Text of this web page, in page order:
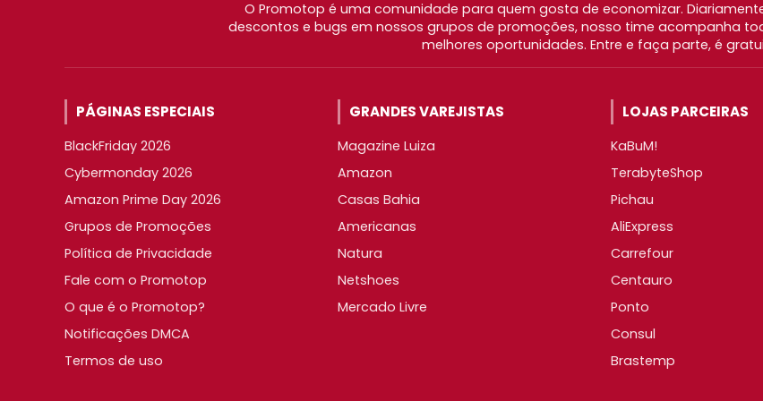
O Promotop é uma comunidade para quem gosta de economizar.
descontos e bugs em nossos grupos de promoções, nosso time acompanha
melhores oportunidades. Entre e faça parte, é
PÁGINAS ESPECIAIS
BlackFriday 2026
Cybermonday 2026
Amazon Prime Day 2026
Grupos de Promoções
Política de Privacidade
Fale com o Promotop
O que é o Promotop?
Notificações DMCA
Termos de uso
GRANDES VAREJISTAS
Magazine Luiza
Amazon
Casas Bahia
Americanas
Natura
Netshoes
Mercado Livre
LOJAS PARCEIRAS
KaBuM!
TerabyteShop
Pichau
AliExpress
Carrefour
Centauro
Ponto
Consul
Brastemp